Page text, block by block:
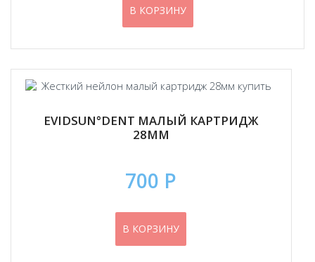
В КОРЗИНУ
EVIDSUN°DENT МАЛЫЙ КАРТРИДЖ
28ММ
700 Р
В КОРЗИНУ